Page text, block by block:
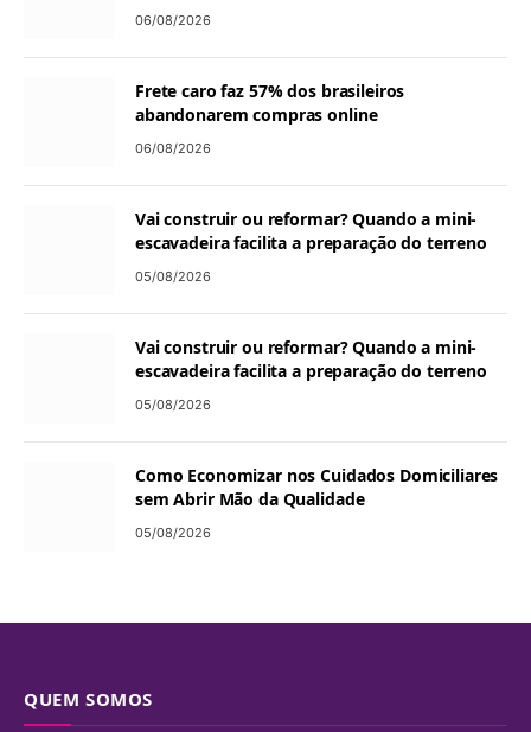
06/08/2026
Frete caro faz 57% dos brasileiros
abandonarem compras online
06/08/2026
Vai construir ou reformar? Quando a mini-
escavadeira facilita a preparação do terreno
05/08/2026
Vai construir ou reformar? Quando a mini-
escavadeira facilita a preparação do terreno
05/08/2026
Como Economizar nos Cuidados Domiciliares
sem Abrir Mão da Qualidade
05/08/2026
QUEM SOMOS